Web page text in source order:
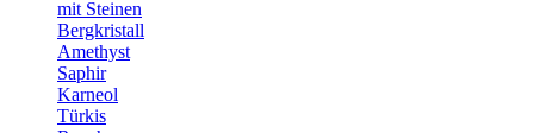
mit Steinen
Bergkristall
Amethyst
Saphir
Karneol
Türkis